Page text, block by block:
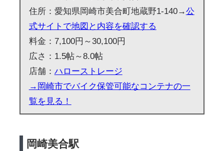
住所：愛知県岡崎市美合町地蔵野1-140→公
式サイトで地図と内容を確認する
料金：7,100円～30,100円
広さ：1.5帖～8.0帖
店舗： ハローストレージ
→岡崎市でバイク保管可能なコンテナの一
覧を見る！
岡崎美合駅